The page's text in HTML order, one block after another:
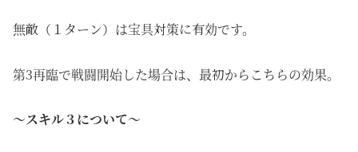
無敵（１ターン）は宝具対策に有効です。
第3再臨で戦闘開始した場合は、最初からこちらの効果。
～スキル３について～